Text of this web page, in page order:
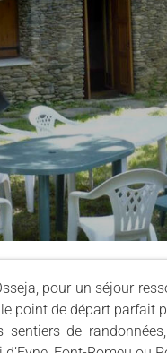
pour un séjour
le point de départ parfait
sentiers de